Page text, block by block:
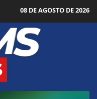
08 DE AGOSTO DE 2026